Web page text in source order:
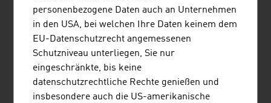
LINKS
Immobilienmarktanalyse (OeNB)
personenbezogene Daten auch an Unternehmen
in den USA, bei welchen Ihre Daten keinem dem
EU-Datenschutzrecht angemessenen
Schutzniveau unterliegen, Sie nur
eingeschränkte, bis keine
datenschutzrechtliche Rechte genießen und
insbesondere auch die US-amerikanische